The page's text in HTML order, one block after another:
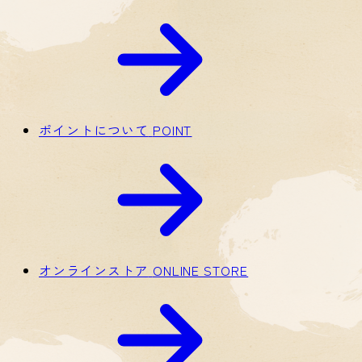
ポイントについて POINT
オンラインストア ONLINE STORE